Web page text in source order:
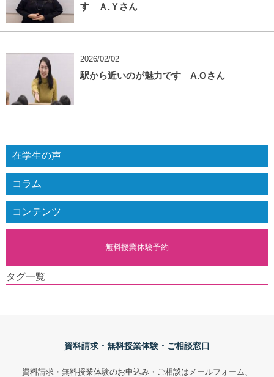
す Ａ.Ｙさん
2026/02/02
駅から近いのが魅力です A.Oさん
在学生の声
コラム
コンテンツ
無料授業体験予約
タグ一覧
資料請求・無料授業体験・ご相談窓口
資料請求・無料授業体験のお申込み・ご相談はメールフォーム、